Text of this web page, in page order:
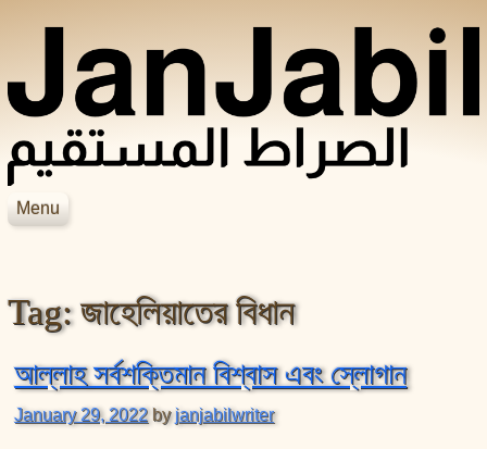
Menu
Books
হাদিসের বইসমূহ
সহীহ বুখারী শরীফ
সহীহ মুসলিম শরীফ
আসহাবে রাসূলের জীবনকথা
শায়েখ জসিম উদ্দিন রহমানির বইসমূহ
শায়েখ সালেহ আল মুনাজ্জিদের বইসমূহ
Videos
Tag:জাহেলিয়াতের বিধান
আল্লাহ সর্বশক্তিমান বিশ্বাস এবং স্লোগান
January 29, 2022 byjanjabilwriter